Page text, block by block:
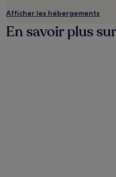
Afficher les hébergements
En savoir plus